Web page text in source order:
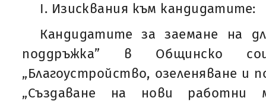
I. Изисквания към кандидатите:
Кандидатите за заемане на
поддръжка” в Общинско
„Благоустройство, озеленяване и
„Създаване на нови работни